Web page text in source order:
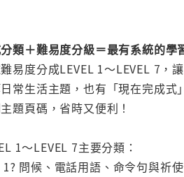
類＋難易度分級＝最有系統的學
易度分成LEVEL 1～LEVEL 7，
常生活主題，也有「現在完成
題頁碼，省時又便利！
1～LEVEL 7主要分類：
1? 問候、電話用語、命令句與祈